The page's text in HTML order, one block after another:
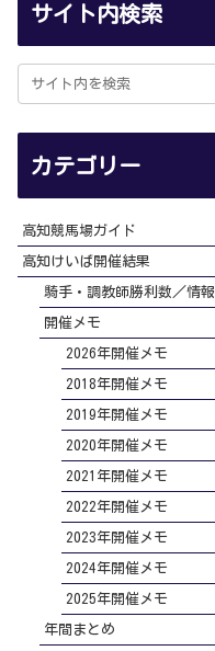
サイト内検索
カテゴリー
高知競馬場ガイド
高知けいば開催結果
騎手・調教師勝利数／情報
開催メモ
2026年開催メモ
2018年開催メモ
2019年開催メモ
2020年開催メモ
2021年開催メモ
2022年開催メモ
2023年開催メモ
2024年開催メモ
2025年開催メモ
年間まとめ